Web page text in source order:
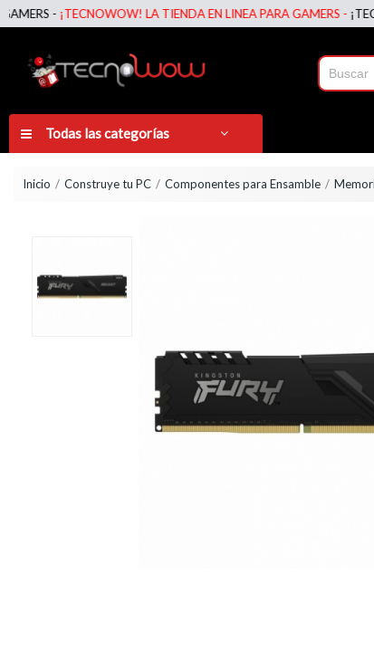
-¡TECNOWOW! LA TIENDA EN LINEA PARA GAMERS -
Todas las categorías
Inicio Construye tu PC Componentes para Ensamble